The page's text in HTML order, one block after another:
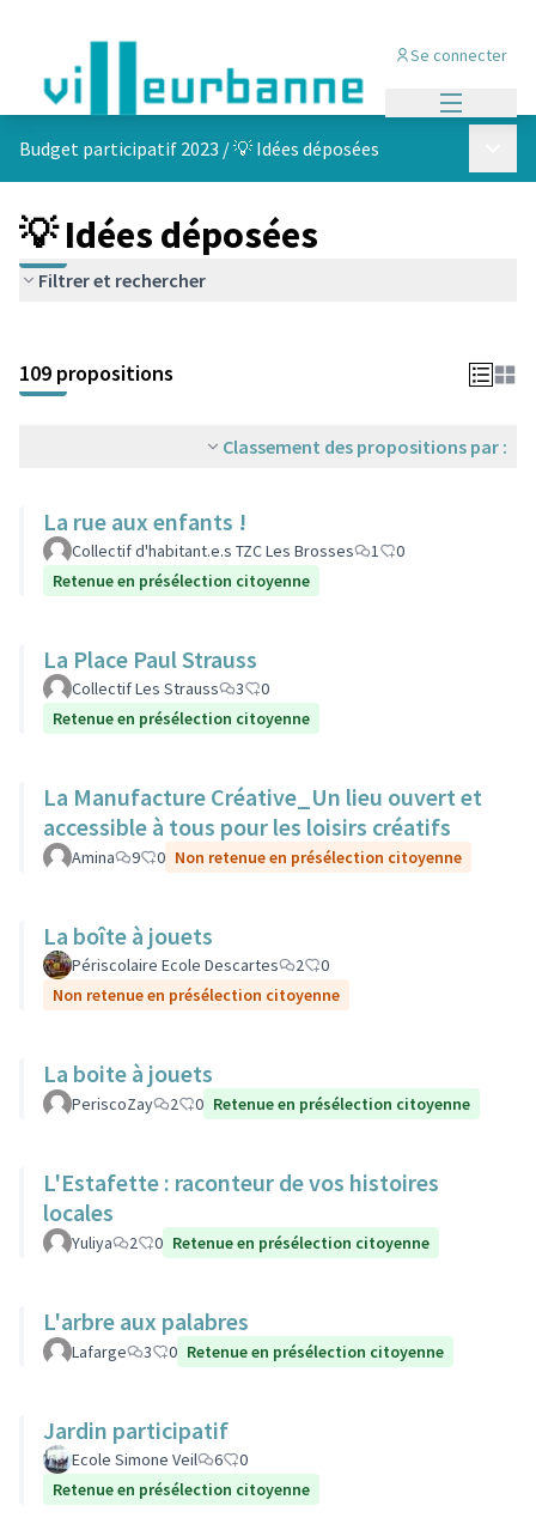
Se connecter
Budget participatif 2023 /💡 Idées déposées
💡 Idées déposées
Filtrer et rechercher
+
−
109 propositions
Classement des propositions par :
La rue aux enfants !
Collectif d'habitant.e.s TZC Les Brosses 1
0
Retenue en présélection citoyenne
La Place Paul Strauss
Collectif Les Strauss 3
0
Retenue en présélection citoyenne
La Manufacture Créative_Un lieu ouvert et
accessible à tous pour les loisirs créatifs
Amina 9 0 Non retenue en présélection citoyenne
La boîte à jouets
Périscolaire Ecole Descartes 2
0
Non retenue en présélection citoyenne
La boite à jouets
PeriscoZay 2 0 Retenue en présélection citoyenne
L'Estafette : raconteur de vos histoires
locales
Yuliya 2 0 Retenue en présélection citoyenne
L'arbre aux palabres
Lafarge 3 0 Retenue en présélection citoyenne
Jardin participatif
Ecole Simone Veil 6
0
Retenue en présélection citoyenne